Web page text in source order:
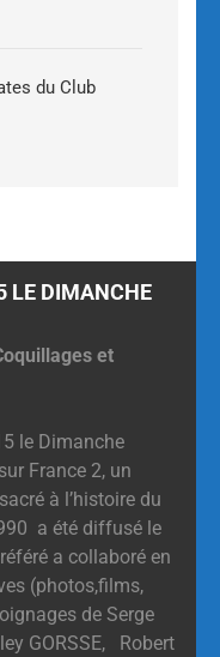
du Club
LE DIMANCHE
et
le Dimanche
France 2, un
à l’histoire du
a été diffusé le
a collaboré en
(photos,films,
de Serge
GORSSE, Robert